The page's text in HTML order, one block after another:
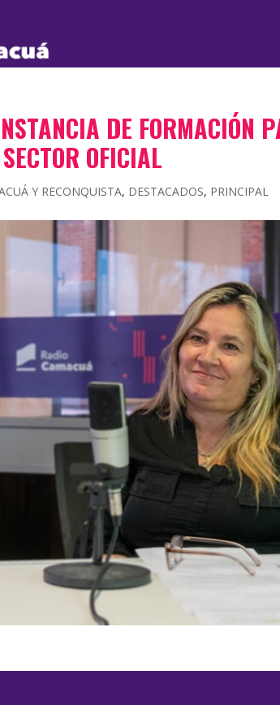
DE FORMACIÓN
OFICIAL
Y RECONQUISTA, DESTACADOS, PRINCIPAL